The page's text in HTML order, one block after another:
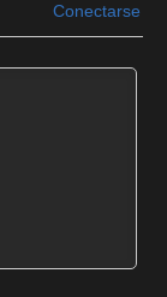
Conectarse